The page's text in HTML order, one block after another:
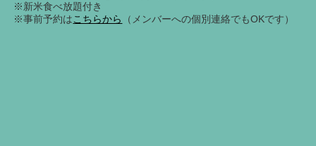
※新米食べ放題付き
※事前予約はこちらから （メンバーへの個別連絡でもOKです）